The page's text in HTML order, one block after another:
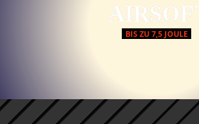
BIS ZU 7,5 JOULE